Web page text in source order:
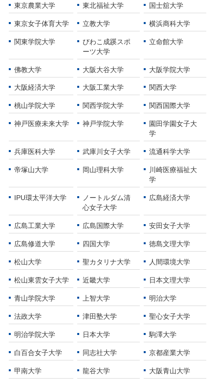
東京農業大学 東北福祉大学 国士舘大学
東京女子体育大学 立教大学 横浜商科大学
関東学院大学
びわこ成蹊スポ
ーツ大学
立命館大学
佛教大学 大阪大谷大学 大阪学院大学
大阪経済大学 大阪工業大学 関西大学
桃山学院大学 関西学院大学 関西国際大学
神戸医療未来大学 神戸学院大学
園田学園女子大
学
兵庫医科大学 武庫川女子大学 流通科学大学
帝塚山大学 岡山理科大学
川崎医療福祉大
学
IPU環太平洋大学
ノートルダム清
心女子大学
広島経済大学
広島工業大学 広島国際大学 安田女子大学
広島修道大学 四国大学 徳島文理大学
松山大学 聖カタリナ大学 人間環境大学
松山東雲女子大学 近畿大学 日本文理大学
青山学院大学 上智大学 明治大学
法政大学 津田塾大学 聖心女子大学
明治学院大学 日本大学 駒澤大学
白百合女子大学 同志社大学 京都産業大学
甲南大学 龍谷大学 大阪青山大学